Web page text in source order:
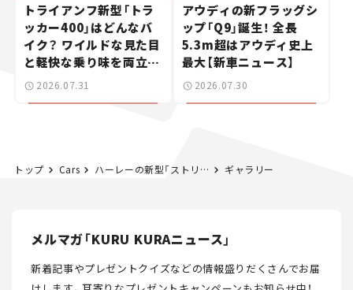
トライアンフ新型「トラ
ッカー400」はどんなバ
イク？ ワイルドな見た目
と軽快な乗り味を両立し
た400ccフラットトラッ
2026.07.31
アウディの新フラッグシ
ップ「Q9」誕生！ 全長
5.3m超はアウディ史上
最大【新車ニュース】
2026.07.30
トップ Cars ハーレーの新型「ストリートボブ 117」は最高に楽しい正統派チョッパー！ 軽快さと重厚感を両立したクールな一台【試乗レビュー】 ギャラリー
メルマガ「KURU KURAニュース」
新着記事やプレゼントクイズなどの情報盛りだくさんでお届